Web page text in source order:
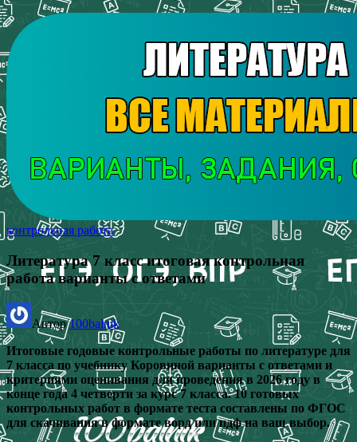
контрольная работа
Литература 7 класс итоговая контрольная
работа варианты с ответами
Автор100balnik
Итоговые годовые контрольные работы по литературе для
7 класса по учебнику Коровиной варианты с ответами и
критериями оценивания для проведения в 2026 году в
конце года 4 четверти за курс 7 класса. 10 готовых
контрольных работ в формате теста составлены по ФГОС
для скачивания в формате ворд или пдф на ваш выбор.